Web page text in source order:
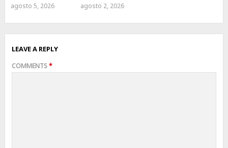
agosto 5, 2026 agosto 2, 2026
LEAVE A REPLY
COMMENTS*